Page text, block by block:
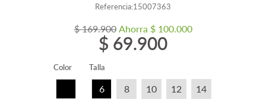
Referencia:15007363
$ 169.900 Ahorra $ 100.000
$ 69.900
Color Talla
6 8 10 12 14